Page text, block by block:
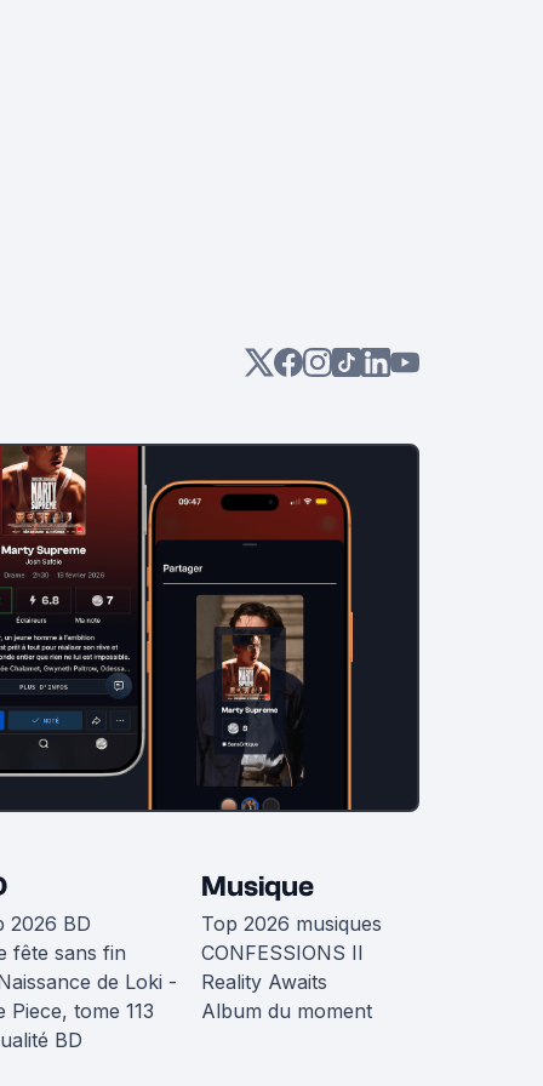
2026 BD
fête sans fin
de Loki -
Piece, tome 113
BD
Musique
Top 2026 musiques
CONFESSIONS II
Reality Awaits
Album du moment